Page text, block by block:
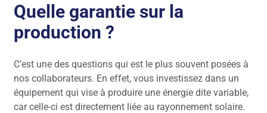
Quelle garantie sur la
production ?
C’est une des questions qui est le plus souvent posées à
nos collaborateurs. En effet, vous investissez dans un
équipement qui vise à produire une énergie dite variable,
car celle-ci est directement liée au rayonnement solaire.